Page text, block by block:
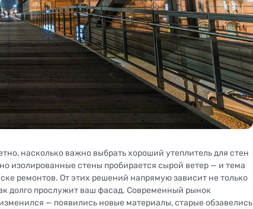
насколько важно выбрать хороший утеплитель для стен
изолированные стены пробирается сырой ветер — и тема
ремонтов. От этих решений напрямую зависит не только
долго прослужит ваш фасад. Современный рынок
— появились новые материалы, старые обзавелись